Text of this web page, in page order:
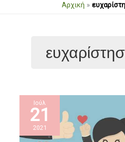
Αρχική »
Ιούλ
21
2021